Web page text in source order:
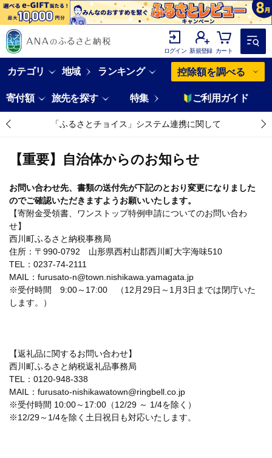
ログイン 新規登録 カート
カテゴリ 地域 ランキング 控除額を調べる
寄付額 旅先を探す 特集 ご利用ガイド
「ふるさとチョイス」システム連携に関して
【重要】自治体からのお知らせ
お問い合わせ先、書類の送付先が下記のとおり変更になりました
のでご確認いただきますようお願いいたします。
【寄附金受領書、ワンストップ特例申請についてのお問い合わ
せ】
西川町ふるさと納税事務局
住所：〒990-0792 山形県西村山郡西川町大字海味510
TEL：0237-74-2111
MAIL：furusato-n@town.nishikawa.yamagata.jp
※受付時間 9:00～17:00 （12月29日～1月3日までは閉庁いた
します。）
【返礼品に関するお問い合わせ】
西川町ふるさと納税返礼品事務局
TEL：0120-948-338
MAIL：furusato-nishikawatown@ringbell.co.jp
※受付時間 10:00～17:00（12/29 ～ 1/4を除く）
※12/29～1/4を除く土日祝日も対応いたします。